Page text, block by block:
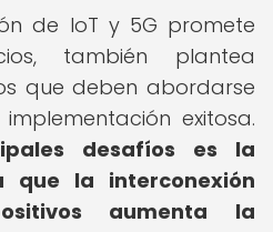
de IoT y 5G promete
también plantea
que deben abordarse
exitosa.
desafíos es la
que la interconexión
aumenta la